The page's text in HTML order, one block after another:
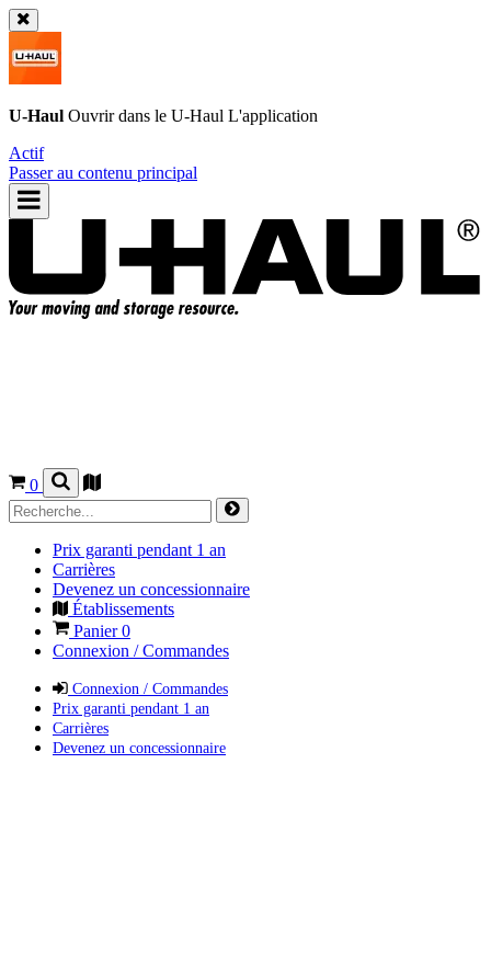
U-Haul Ouvrir dans le U-Haul L'application
Actif
Passer au contenu principal
0
Prix garanti pendant 1 an
Carrières
Devenez un concessionnaire
Établissements
Panier0
Connexion / Commandes
Connexion / Commandes
Prix garanti pendant 1 an
Carrières
Devenez un concessionnaire